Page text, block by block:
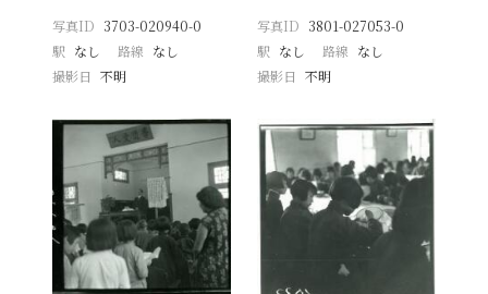
写真ID 3703-020940-0
駅 なし 路線 なし
撮影日
不明
写真ID 3801-027053-0
駅 なし 路線 なし
撮影日 不明